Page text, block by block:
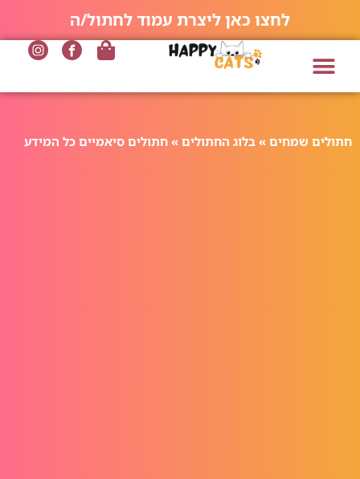
לחצו כאן ליצרת עמוד לחתול/ה
חתולים שמחים » בלוג החתולים » חתולים סיאמיים כל המידע